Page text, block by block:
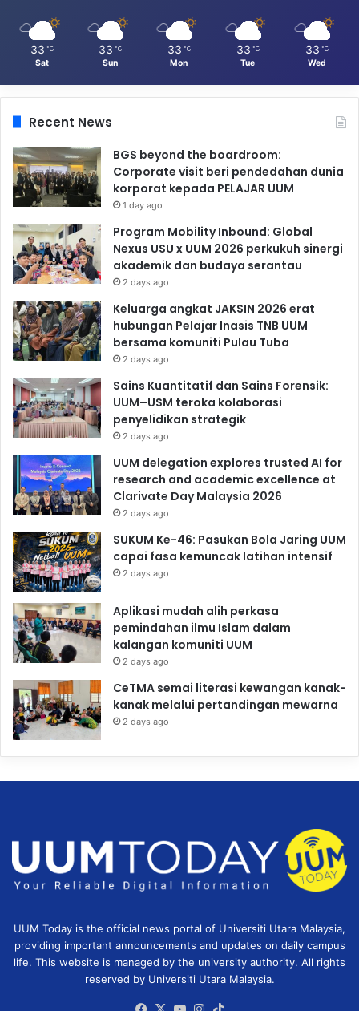
33 ℃
Sat
33 ℃
Sun
33 ℃
Mon
33 ℃
Tue
33 ℃
Wed
Recent News
BGS beyond the boardroom:
Corporate visit beri pendedahan dunia
korporat kepada PELAJAR UUM
1 day ago
Program Mobility Inbound: Global
Nexus USU x UUM 2026 perkukuh sinergi
akademik dan budaya serantau
2 days ago
Keluarga angkat JAKSIN 2026 erat
hubungan Pelajar Inasis TNB UUM
bersama komuniti Pulau Tuba
2 days ago
Sains Kuantitatif dan Sains Forensik:
UUM–USM teroka kolaborasi
penyelidikan strategik
2 days ago
UUM delegation explores trusted AI for
research and academic excellence at
Clarivate Day Malaysia 2026
2 days ago
SUKUM Ke-46: Pasukan Bola Jaring UUM
capai fasa kemuncak latihan intensif
2 days ago
Aplikasi mudah alih perkasa
pemindahan ilmu Islam dalam
kalangan komuniti UUM
2 days ago
CeTMA semai literasi kewangan kanak-
kanak melalui pertandingan mewarna
2 days ago
UUM Today is the official news portal of Universiti Utara Malaysia,
providing important announcements and updates on daily campus
life. This website is managed by the university authority. All rights
reserved by Universiti Utara Malaysia.